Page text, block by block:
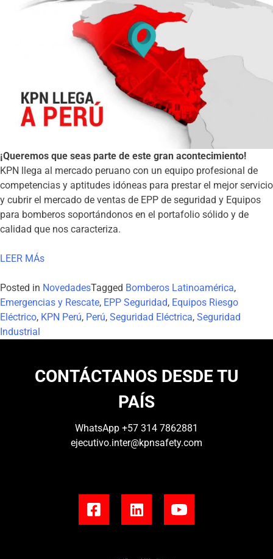
¡Queremos que seas parte de este gran acontecimiento!
KPN llega al mercado peruano con un equipo profesional de
competencias y aptitudes idóneas para prestar el mejor servicio
y cubrir el mercado de ventas de EPP de seguridad y Equipos
para bomberos soportándonos en el portafolio sólido y de
calidad que nos caracteriza.
LEER MÁs
Posted in NovedadesTagged Bomberos Latinoamérica,
Emergencias y Rescate, EPP Seguridad, Equipos Riesgo
Eléctrico, KPN Perú, Perú, Seguridad Eléctrica, Seguridad
Industrial
CONTÁCTANOS DESDE TU
PAÍS
WhatsApp +57 314 7862881
ejecutivo.inter@kpnsafety.com